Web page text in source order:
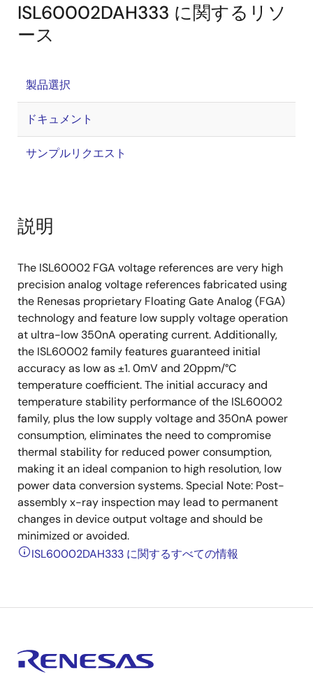
ISL60002DAH333 に関するリソ
ース
製品選択
ドキュメント
サンプルリクエスト
説明
The ISL60002 FGA voltage references are very high
precision analog voltage references fabricated using
the Renesas proprietary Floating Gate Analog (FGA)
technology and feature low supply voltage operation
at ultra-low 350nA operating current. Additionally,
the ISL60002 family features guaranteed initial
accuracy as low as ±1. 0mV and 20ppm/°C
temperature coefficient. The initial accuracy and
temperature stability performance of the ISL60002
family, plus the low supply voltage and 350nA power
consumption, eliminates the need to compromise
thermal stability for reduced power consumption,
making it an ideal companion to high resolution, low
power data conversion systems. Special Note: Post-
assembly x-ray inspection may lead to permanent
changes in device output voltage and should be
minimized or avoided.
ISL60002DAH333 に関するすべての情報